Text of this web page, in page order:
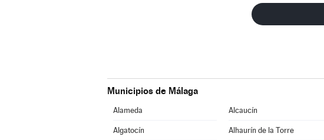
Municipios de Málaga
Alameda Alcaucín
Algatocín Alhaurín de la Torre